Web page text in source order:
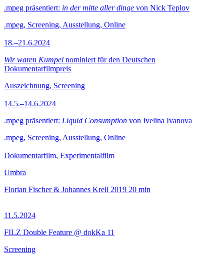
.mpeg präsentiert: in der mitte aller dinge von Nick Teplov
.mpeg, Screening, Ausstellung, Online
18.–21.6.2024
Wir waren Kumpel nominiert für den Deutschen
Dokumentarfilmpreis
Auszeichnung, Screening
14.5.–14.6.2024
.mpeg präsentiert: Liquid Consumption von Ivelina Ivanova
.mpeg, Screening, Ausstellung, Online
Dokumentarfilm, Experimentalfilm
Umbra
Florian Fischer & Johannes Krell 2019 20 min
11.5.2024
FILZ Double Feature @ dokKa 11
Screening